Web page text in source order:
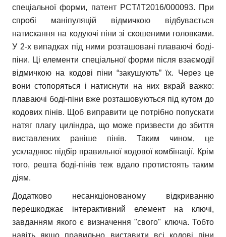
спеціальної форми, патент PCT/IT2016/000093. При
спробі маніпуляцій відмичкою відбувається
натискання на кодуючі піни зі скошеними головками.
У 2-х випадках під ними розташовані плаваючі боді-
піни. Ці елементи спеціальної форми після взаємодії
відмичкою на кодові піни “закушують” їх. Через це
вони стопоряться і натиснути на них вкрай важко:
плаваючі боді-піни вже розташовуються під кутом до
кодових пінів. Щоб виправити це потрібно попускати
натяг плагу циліндра, що може призвести до збиття
виставлених раніше пінів. Таким чином, це
ускладнює підбір правильної кодової комбінації. Крім
того, решта боді-пінів теж вдало протистоять таким
діям.
Додатково несанкціонованому відкриванню
перешкоджає інтерактивний елемент на ключі,
завданням якого є визначення "свого" ключа. Тобто